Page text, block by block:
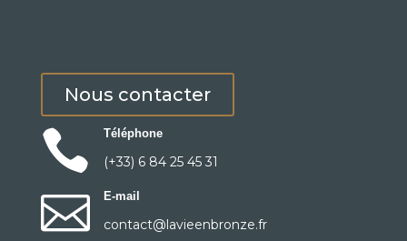
Nous contacter
 Téléphone
(+33) 6 84 25 45 31
 E-mail
contact@lavieenbronze.fr